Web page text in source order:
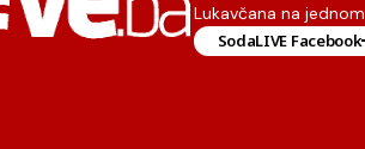
Lukavčana na
SodaLIVE Facebook